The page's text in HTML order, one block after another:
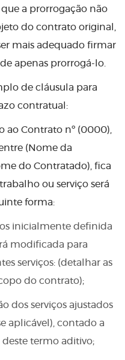
a prorrogação não
do contrato original,
mais adequado firmar
apenas prorrogá-lo.
de cláusula para
contratual:
ao Contrato nº (0000),
(Nome da
do Contratado), fica
ou serviço será
forma:
inicialmente definida
modificada para
serviços: (detalhar as
do contrato);
dos serviços ajustados
aplicável), contado a
termo aditivo;